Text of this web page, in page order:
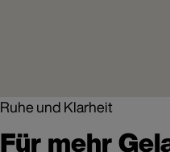
Ruhe und Klarheit
Für mehr